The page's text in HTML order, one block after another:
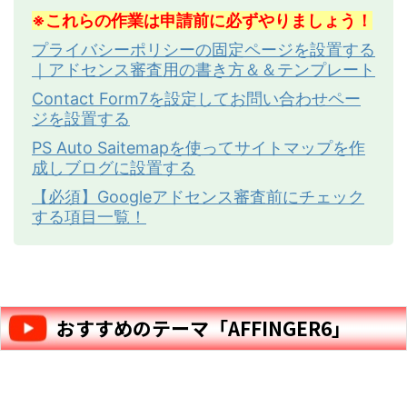
※これらの作業は申請前に必ずやりましょう！
プライバシーポリシーの固定ページを設置する
｜アドセンス審査用の書き方＆＆テンプレート
Contact Form7を設定してお問い合わせペー
ジを設置する
PS Auto Saitemapを使ってサイトマップを作
成しブログに設置する
【必須】Googleアドセンス審査前にチェック
する項目一覧！
おすすめのテーマ「AFFINGER6」